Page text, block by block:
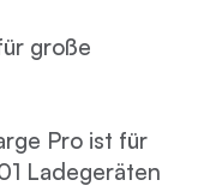
große
Pro ist für
Ladegeräten